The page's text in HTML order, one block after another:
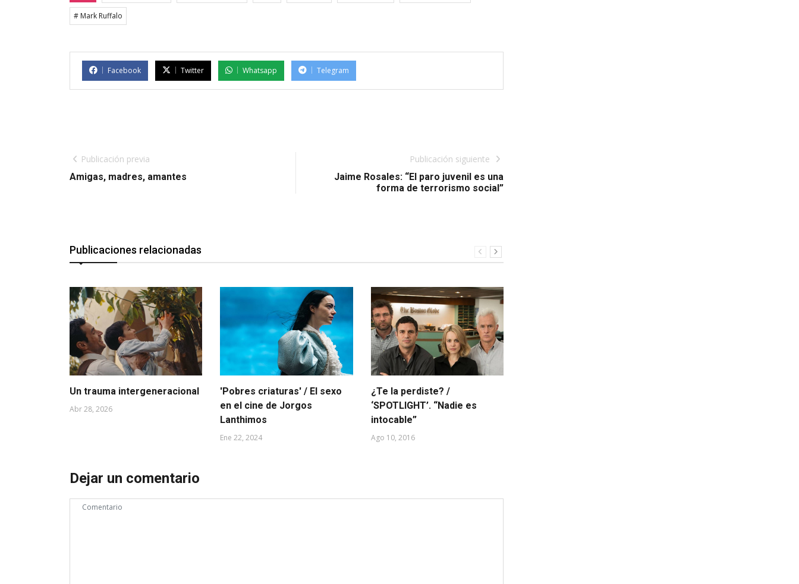
# Mark Ruffalo
Facebook Twitter Whatsapp Telegram
Publicación previa
Amigas, madres, amantes
Publicación siguiente
Jaime Rosales: “El paro juvenil es una
forma de terrorismo social”
Publicaciones relacionadas
Un trauma intergeneracional
Abr 28, 2026
'Pobres criaturas' / El sexo
en el cine de Jorgos
Lanthimos
Ene 22, 2024
¿Te la perdiste? /
‘SPOTLIGHT’. “Nadie es
intocable”
Ago 10, 2016
Dejar un comentario